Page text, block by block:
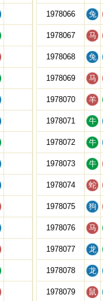
1978066 兔
1978067 马
1978068 兔
1978069 马
1978070 羊
1978071 牛
1978072 牛
1978073 牛
1978074 蛇
1978075 狗
1978076 马
1978077 龙
1978078 龙
1978079 鼠